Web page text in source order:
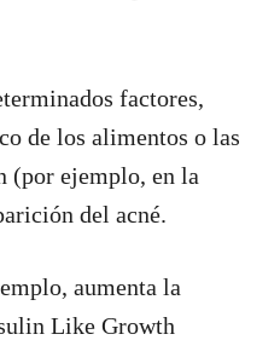
factores,
de los alimentos o las
(por ejemplo, en la
del acné.
aumenta la
Like Growth